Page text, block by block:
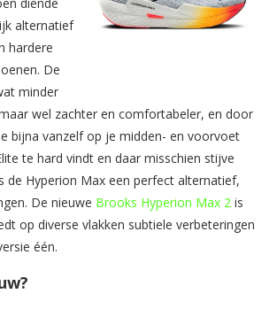
alternatief
hardere
De
minder
wel zachter en comfortabeler, en door
bijna vanzelf op je midden- en voorvoet
te hard vindt en daar misschien stijve
de Hyperion Max een perfect alternatief,
De nieuwe Brooks Hyperion Max 2 is
op diverse vlakken subtiele verbeteringen
één.